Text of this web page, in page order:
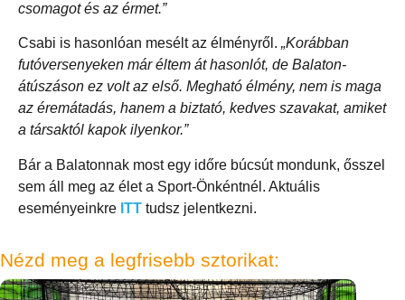
csomagot és az érmet.”
Csabi is hasonlóan mesélt az élményről. „Korábban
futóversenyeken már éltem át hasonlót, de Balaton-
átúszáson ez volt az első. Megható élmény, nem is maga
az éremátadás, hanem a biztató, kedves szavakat, amiket
a társaktól kapok ilyenkor.”
Bár a Balatonnak most egy időre búcsút mondunk, ősszel
sem áll meg az élet a Sport-Önkéntnél. Aktuális
eseményeinkre ITT tudsz jelentkezni.
Nézd meg a legfrisebb sztorikat: